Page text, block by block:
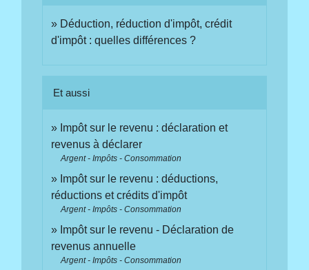
Déduction, réduction d'impôt, crédit
d'impôt : quelles différences ?
Et aussi
Impôt sur le revenu : déclaration et
revenus à déclarer
Argent - Impôts - Consommation
Impôt sur le revenu : déductions,
réductions et crédits d'impôt
Argent - Impôts - Consommation
Impôt sur le revenu - Déclaration de
revenus annuelle
Argent - Impôts - Consommation